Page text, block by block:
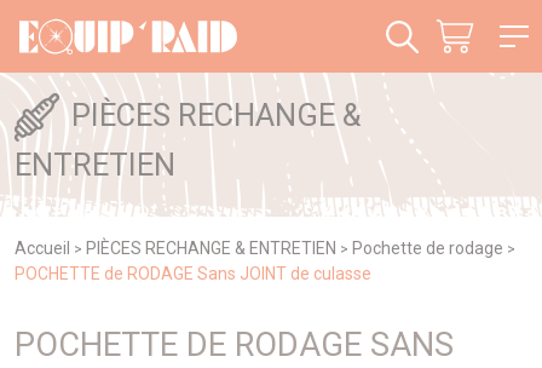
PIÈCES RECHANGE &
ENTRETIEN
Accueil > PIÈCES RECHANGE & ENTRETIEN > Pochette de rodage >
POCHETTE de RODAGE Sans JOINT de culasse
POCHETTE DE RODAGE SANS
Panneau de gestion des cookies